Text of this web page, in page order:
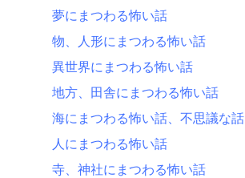
夢にまつわる怖い話
物、人形にまつわる怖い話
異世界にまつわる怖い話
地方、田舎にまつわる怖い話
海にまつわる怖い話、不思議な話
人にまつわる怖い話
寺、神社にまつわる怖い話